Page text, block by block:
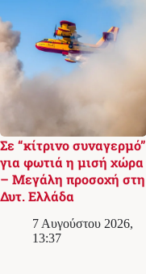
Σε “κίτρινο συναγερμό”
για φωτιά η μισή χώρα
– Μεγάλη προσοχή στη
Δυτ. Ελλάδα
7 Αυγούστου 2026,
13:37